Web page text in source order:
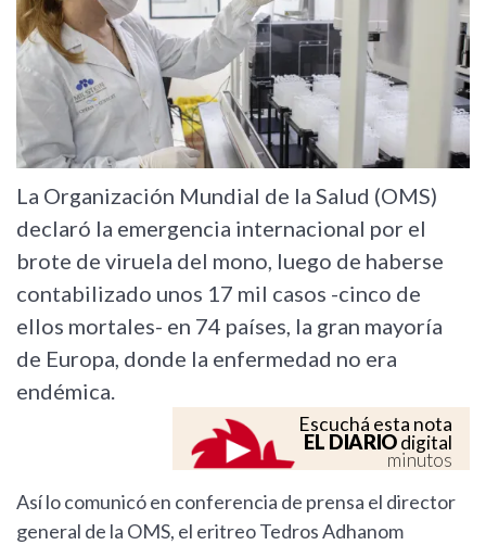
La Organización Mundial de la Salud (OMS)
declaró la emergencia internacional por el
brote de viruela del mono, luego de haberse
contabilizado unos 17 mil casos -cinco de
ellos mortales- en 74 países, la gran mayoría
de Europa, donde la enfermedad no era
endémica.
Escuchá esta nota
EL DIARIOdigital
minutos
Así lo comunicó en conferencia de prensa el director
general de la OMS, el eritreo Tedros Adhanom